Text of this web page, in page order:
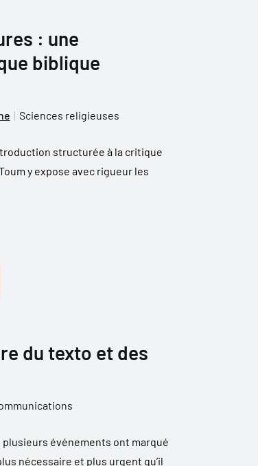
: une
biblique
Sciences religieuses
structurée à la critique
y expose avec rigueur les
du texto et des
événements ont marqué
nécessaire et plus urgent qu’il